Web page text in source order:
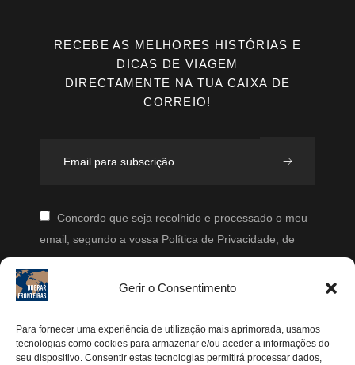
Gerir o Consentimento
Para fornecer uma experiência de utilização mais aprimorada, usamos
tecnologias como cookies para armazenar e/ou aceder a informações do
seu dispositivo. Consentir estas tecnologias permitirá processar dados,
RECEBE AS MELHORES HISTÓRIAS E
DICAS DE VIAGEM
DIRECTAMENTE NA TUA CAIXA DE
CORREIO!
Concordo que seja recolhido e processado o meu
email, segundo a vossa Política de Privacidade, de
modo a que posteriormente possam enviar-me emails
periodicamente.
Segue-me
Instagram